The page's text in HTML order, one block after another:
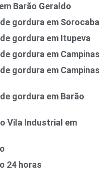
Barão Geraldo
gordura em Sorocaba
gordura em Itupeva
gordura em Campinas
gordura em Campinas
gordura em Barão
Vila Industrial em
24 horas